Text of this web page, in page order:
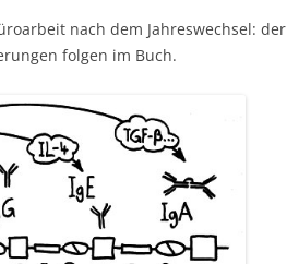
nach dem Jahreswechsel: der
folgen im Buch.